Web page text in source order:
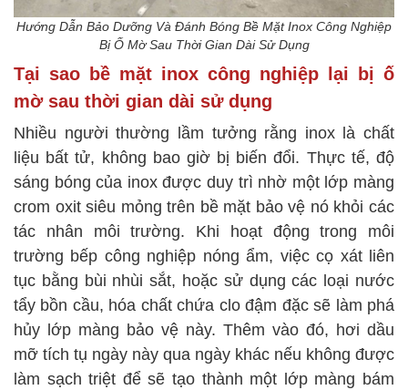
Hướng Dẫn Bảo Dưỡng Và Đánh Bóng Bề Mặt Inox Công Nghiệp
Bị Ố Mờ Sau Thời Gian Dài Sử Dụng
Tại sao bề mặt inox công nghiệp lại bị ố
mờ sau thời gian dài sử dụng
Nhiều người thường lầm tưởng rằng inox là chất
liệu bất tử, không bao giờ bị biến đổi. Thực tế, độ
sáng bóng của inox được duy trì nhờ một lớp màng
crom oxit siêu mỏng trên bề mặt bảo vệ nó khỏi các
tác nhân môi trường. Khi hoạt động trong môi
trường bếp công nghiệp nóng ẩm, việc cọ xát liên
tục bằng bùi nhùi sắt, hoặc sử dụng các loại nước
tẩy bồn cầu, hóa chất chứa clo đậm đặc sẽ làm phá
hủy lớp màng bảo vệ này. Thêm vào đó, hơi dầu
mỡ tích tụ ngày này qua ngày khác nếu không được
làm sạch triệt để sẽ tạo thành một lớp màng bám